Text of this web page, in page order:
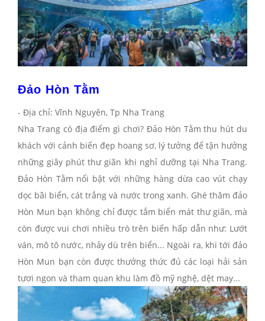
Đảo Hòn Tằm
- Địa chỉ: Vĩnh Nguyên, Tp Nha Trang
Nha Trang có địa điểm gì chơi? Đảo Hòn Tằm thu hút du
khách với cảnh biển đẹp hoang sơ, lý tưởng để tận hưởng
những giây phút thư giãn khi nghỉ dưỡng tại Nha Trang.
Đảo Hòn Tằm nổi bật với những hàng dừa cao vút chạy
dọc bãi biển, cát trắng và nước trong xanh. Ghé thăm đảo
Hòn Mun bạn không chỉ được tắm biển mát thư giãn, mà
còn được vui chơi nhiều trò trên biển hấp dẫn như: Lướt
ván, mô tô nước, nhảy dù trên biển... Ngoài ra, khi tới đảo
Hòn Mun bạn còn được thưởng thức đủ các loại hải sản
tươi ngon và tham quan khu làm đồ mỹ nghệ, dệt may...